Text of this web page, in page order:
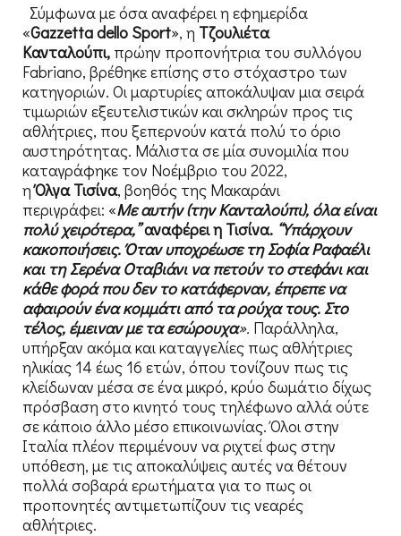
Σύμφωνα με όσα αναφέρει η εφημερίδα
«Gazzetta dello Sport», η Τζουλιέτα
Κανταλούπι, πρώην προπονήτρια του συλλόγου
Fabriano, βρέθηκε επίσης στο στόχαστρο των
κατηγοριών. Οι μαρτυρίες αποκάλυψαν μια σειρά
τιμωριών εξευτελιστικών και σκληρών προς τις
αθλήτριες, που ξεπερνούν κατά πολύ το όριο
αυστηρότητας. Μάλιστα σε μία συνομιλία που
καταγράφηκε τον Νοέμβριο του 2022,
ηΌλγα Τισίνα, βοηθός της Μακαράνι
περιγράφει: «Με αυτήν (την Κανταλούπι), όλα είναι
πολύ χειρότερα,”αναφέρει η Τισίνα. “Υπάρχουν
κακοποιήσεις. Όταν υποχρέωσε τη Σοφία Ραφαέλι
και τη Σερένα Οταβιάνι να πετούν το στεφάνι και
κάθε φορά που δεν το κατάφερναν, έπρεπε να
αφαιρούν ένα κομμάτι από τα ρούχα τους. Στο
τέλος, έμειναν με τα εσώρουχα». Παράλληλα,
υπήρξαν ακόμα και καταγγελίες πως αθλήτριες
ηλικίας 14 έως 16 ετών, όπου τονίζουν πως τις
κλείδωναν μέσα σε ένα μικρό, κρύο δωμάτιο δίχως
πρόσβαση στο κινητό τους τηλέφωνο αλλά ούτε
σε κάποιο άλλο μέσο επικοινωνίας. Όλοι στην
Ιταλία πλέον περιμένουν να ριχτεί φως στην
υπόθεση, με τις αποκαλύψεις αυτές να θέτουν
πολλά σοβαρά ερωτήματα για το πως οι
προπονητές αντιμετωπίζουν τις νεαρές
αθλήτριες.